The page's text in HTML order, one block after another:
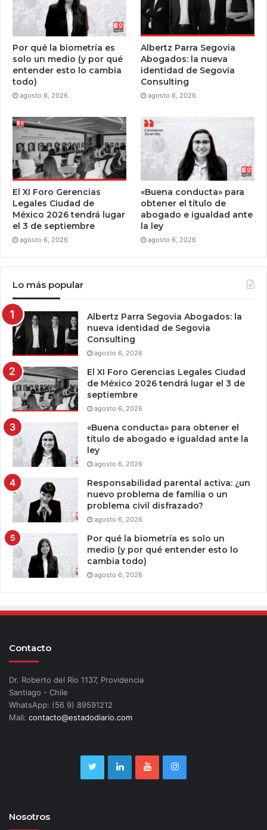
Por qué la biometría es
solo un medio (y por qué
entender esto lo cambia
todo)
agosto 6, 2026
Albertz Parra Segovia
Abogados: la nueva
identidad de Segovia
Consulting
agosto 6, 2026
El XI Foro Gerencias
Legales Ciudad de
México 2026 tendrá lugar
el 3 de septiembre
agosto 6, 2026
«Buena conducta» para
obtener el título de
abogado e igualdad ante
la ley
agosto 6, 2026
Lo más popular
Albertz Parra Segovia Abogados: la
nueva identidad de Segovia
Consulting
agosto 6, 2026
El XI Foro Gerencias Legales Ciudad
de México 2026 tendrá lugar el 3 de
septiembre
agosto 6, 2026
«Buena conducta» para obtener el
título de abogado e igualdad ante la
ley
agosto 6, 2026
Responsabilidad parental activa: ¿un
nuevo problema de familia o un
problema civil disfrazado?
agosto 6, 2026
Por qué la biometría es solo un
medio (y por qué entender esto lo
cambia todo)
agosto 6, 2026
Contacto
Dr. Roberto del Río 1137, Providencia
Santiago - Chile
WhatsApp: (56 9) 89591212
Mail: contacto@estadodiario.com
Nosotros